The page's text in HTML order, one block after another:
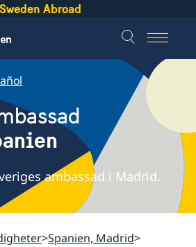
Sweden Abroad
ambassad i Madrid.
Spanien, Madrid